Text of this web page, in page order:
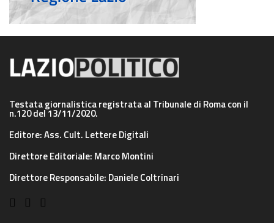
Testata giornalistica registrata al Tribunale di Roma con il
n.120 del 13/11/2020.
Editore: Ass. Cult. Lettere Digitali
Direttore Editoriale: Marco Montini
Direttore Responsabile: Daniele Coltrinari